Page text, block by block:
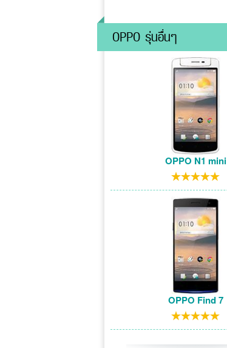
OPPO รุ่นอื่นๆ
OPPO N1 mini
OPPO Find 7